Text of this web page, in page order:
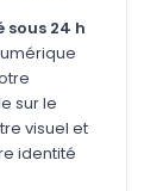
sous 24 h
sur le
visuel et
identité